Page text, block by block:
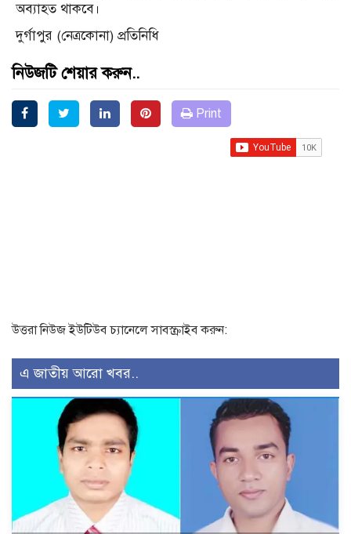
অব্যাহত থাকবে।
দুর্গাপুর (নেত্রকোনা) প্রতিনিধি
নিউজটি শেয়ার করুন..
Print
উত্তরা নিউজ ইউটিউব চ্যানেলে সাবস্ক্রাইব করুন:
এ জাতীয় আরো খবর..